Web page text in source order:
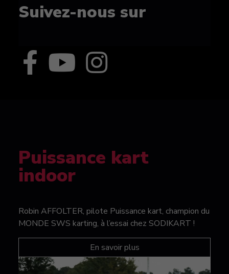
Suivez-nous sur
Puissance kart
indoor
Robin AFFOLTER, pilote Puissance kart, champion du
MONDE SWS karting, à l’essai chez SODIKART !
En savoir plus